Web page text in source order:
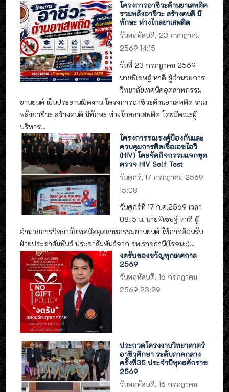
โครงการอาชีวะต้านยาเสพติด
รวมพลังอาชีวะ สร้างคนดี มี
ทักษะ ห่างไกลยาเสพติด
วันพฤหัสบดี, 23 กรกฎาคม
2569 14:15
วันที่ 23 กรกฎาคม 2569
นายพิเชษฐ์ หาดี ผู้อำนวยการ
วิทยาลัยเทคนิคอุตสาหกรรม
ยานยนต์ เป็นประธานเปิดงาน โครงการอาชีวะต้านยาเสพติด รวม
พลังอาชีวะ สร้างคนดี มีทักษะ ห่างไกลยาเสพติด โดยมีคณะผู้
บริหาร...
โครงการรณรงค์ป้องกันและ
ควบคุมการติดเชื้อเอชไอวี
(HIV) โดยจัดกิจกรรมแจกชุด
ตรวจ HIV Self Test
วันศุกร์, 17 กรกฎาคม 2569
15:08
วันศุกร์ที่ 17 ก.ค.2569 เวลา
08.15 น. นายพิเชษฐ์ หาดี ผู้
อำนวยการวิทยาลัยเทคนิคอุตสาหกรรมยานยนต์ ให้การต้อนรับ
ฝ่ายประชาสัมพันธ์ ประชาสัมพันธ์จาก รพ.ราชธานี(โรจนะ)...
งดรับของขวัญทุกเทศกาล
2569
วันพฤหัสบดี, 16 กรกฎาคม
2569 23:29
ประกวดโครงงานวิทยาศาตร์
อาชีวศึกษา ระดับภาคกลาง
ครั้งที่35 ประจำปีพุทธศักราช
2569
วันพฤหัสบดี, 16 กรกฎาคม